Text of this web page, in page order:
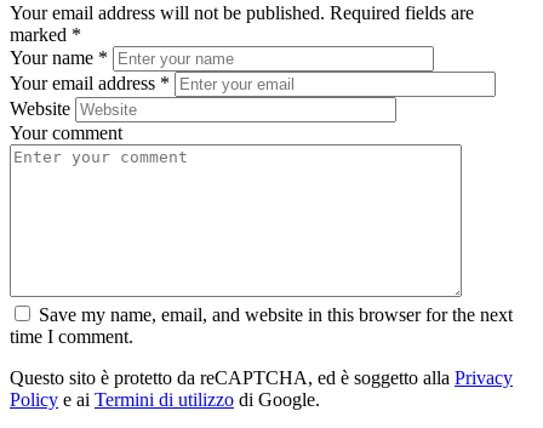
Your email address will not be published. Required fields are
marked *
Your name *
Your email address *
Website
Your comment
Save my name, email, and website in this browser for the next
time I comment.
Questo sito è protetto da reCAPTCHA, ed è soggetto alla Privacy
Policy e ai Termini di utilizzo di Google.